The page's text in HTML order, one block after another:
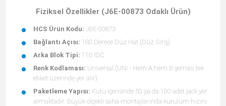
Fiziksel Özellikler (J6E-00873 Odaklı Ürün)
HCS Ürün Kodu: J6E-00873
Bağlantı Açısı: 180 Derece Düz Hat (Düz Giriş)
Arka Blok Tipi: 110 IDC
Renk Kodlaması: Universal (UNI - Hem A hem B şeması tek
etiket üzerinde yer alır)
Paketleme Yapısı: Kutu içerisinde 50 ya da 100 adet jack yer
almaktadır. Büyük ölçekli saha montajlarında kurulum hızını